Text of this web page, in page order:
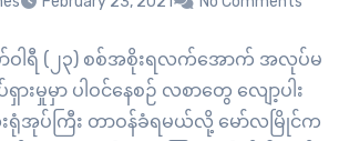
ော်ဝါရီ (၂၃) စစ်အစိုးရလက်အောက် အလုပ်မ
းမှုမှာ ပါဝင်နေစဉ် လစာတွေ လျော့ပါး
းရုံအုပ်ကြီး တာဝန်ခံရမယ်လို့ မော်လမြိုင်က